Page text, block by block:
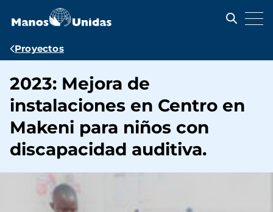
contenido
Ruta
navegación
Proyectos
2023: Mejora de
instalaciones en Centro en
Makeni para niños con
discapacidad auditiva.